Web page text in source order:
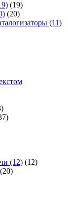
(19)
(20)
(11)
(12) (12)
(20)